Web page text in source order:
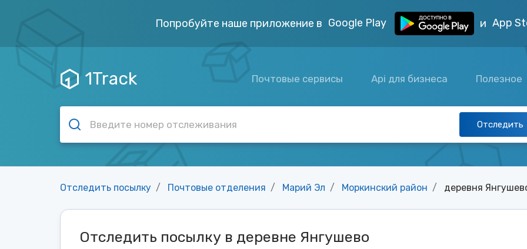
Попробуйте наше приложение в Google Play и App
1Track Почтовые сервисы Api для бизнеса Полезное
Отследить
Отследить посылку Почтовые отделения Марий Эл Моркинский район деревня
Отследить посылку в деревне Янгушево